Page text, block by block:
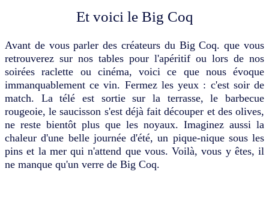
Et voici le Big Coq
Avant de vous parler des créateurs du Big Coq. que vous
retrouverez sur nos tables pour l'apéritif ou lors de nos
soirées raclette ou cinéma, voici ce que nous évoque
immanquablement ce vin. Fermez les yeux : c'est soir de
match. La télé est sortie sur la terrasse, le barbecue
rougeoie, le saucisson s'est déjà fait découper et des olives,
ne reste bientôt plus que les noyaux. Imaginez aussi la
chaleur d'une belle journée d'été, un pique-nique sous les
pins et la mer qui n'attend que vous. Voilà, vous y êtes, il
ne manque qu'un verre de Big Coq.